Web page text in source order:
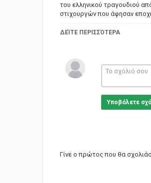
του ελληνικού τραγουδιού
στιχουργών που άφησαν
Στο κανάλι Ελληνικό
Κατηγορίες
ΔΕΊΤΕ ΠΕΡΙΣΣΌΤΕΡΑ
Υποβάλετε
Γίνε ο πρώτος που θα